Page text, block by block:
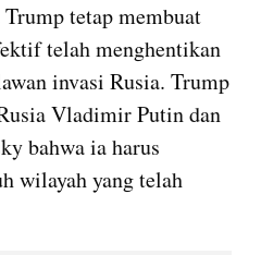
tetap membuat
telah menghentikan
invasi Rusia. Trump
Vladimir Putin dan
bahwa ia harus
wilayah yang telah